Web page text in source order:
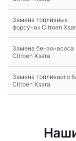
Замена топливных
форсунок Citroen
Замена бензонасоса
Citroen Xsara
Замена топливного
Citroen Xsara